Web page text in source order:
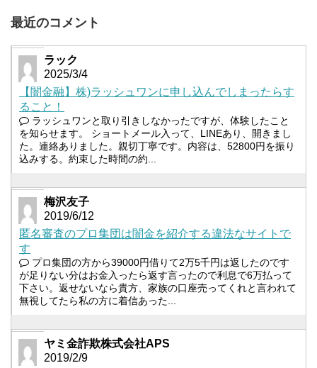
最近のコメント
ラック
2025/3/4
【闇金融】株)ラッシュワンに申し込んでしまったらす
ること！
ラッシュワンと取り引きしなかったですが、体験したこと
を知らせます。 ショートメール入って、LINEあり、開きまし
た。連絡ありました。親切丁寧です。内容は、52800円を振り
込みする。約束した時間の約...
梅沢友子
2019/6/12
匿名審査のプロ集団は闇金を紹介する違法なサイトで
す
プロ集団の方から39000円借りて2万5千円は返したのです
が足りない分はお金入ったら返す言ったので利息で6万払って
下さい。返せないなら貴方、家族の口座売ってくれと言われて
無視してたら私の方に着信あった...
ヤミ金詐欺株式会社APS
2019/2/9